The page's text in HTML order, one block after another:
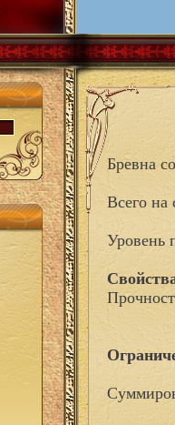
Бревна
Всего на
Уровень